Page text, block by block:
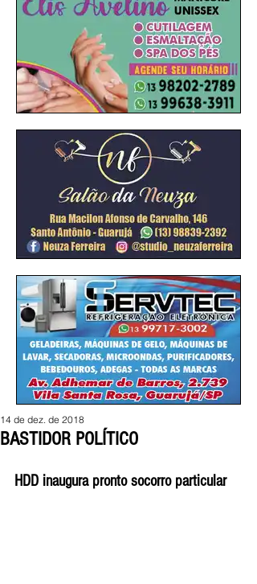
BASTIDOR POLÍTICO
14 de dez. de 2018
HDD inaugura pronto socorro particular